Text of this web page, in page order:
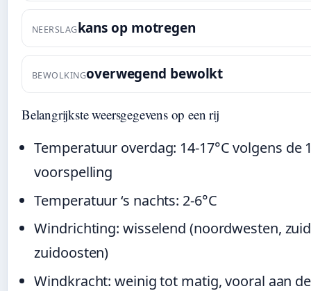
NEERSLAGkans op motregen
BEWOLKINGoverwegend bewolkt
Belangrijkste weersgegevens op een rij
Temperatuur overdag: 14-17°C volgens de
voorspelling
Temperatuur ‘s nachts: 2-6°C
Windrichting: wisselend (noordwesten,
zuidoosten)
Windkracht: weinig tot matig, vooral aan